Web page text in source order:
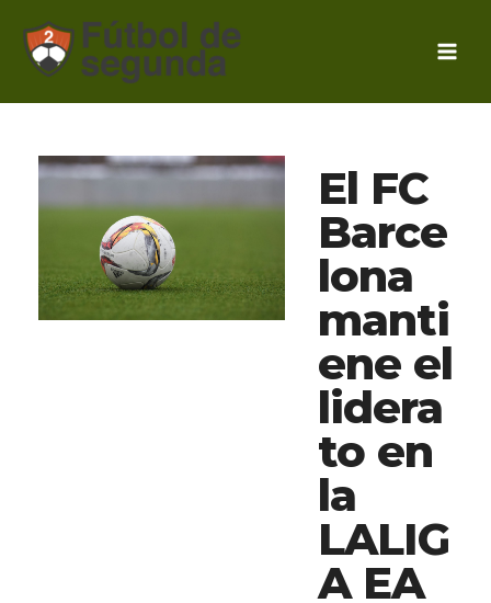
contenido
El FC
Barce
lona
manti
ene el
lidera
to en
la
LALIG
A EA